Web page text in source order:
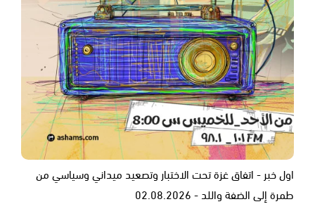
اول خبر - اتفاق غزة تحت الاختبار وتصعيد ميداني وسياسي من
طمرة إلى الضفة واللد - 02.08.2026